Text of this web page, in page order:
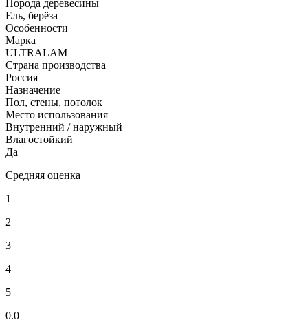
Порода деревесины
Ель, берёза
Особенности
Марка
ULTRALAM
Страна производства
Россия
Назначение
Пол, стены, потолок
Место использования
Внутренний / наружный
Влагостойкий
Да
Средняя оценка
1
2
3
4
5
0.0